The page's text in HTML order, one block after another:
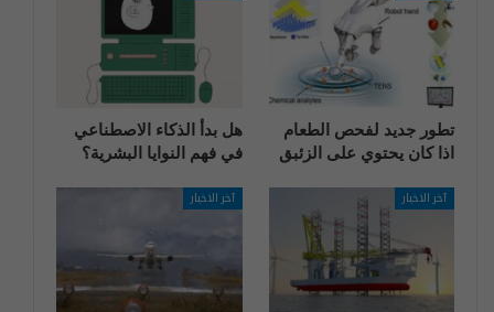
تطور جديد لفحص الطعام
اذا كان يحتوي على الزئبق
هل بدأ الذكاء الاصطناعي
في فهم النوايا البشرية؟
آخر الاخبار آخر الاخبار